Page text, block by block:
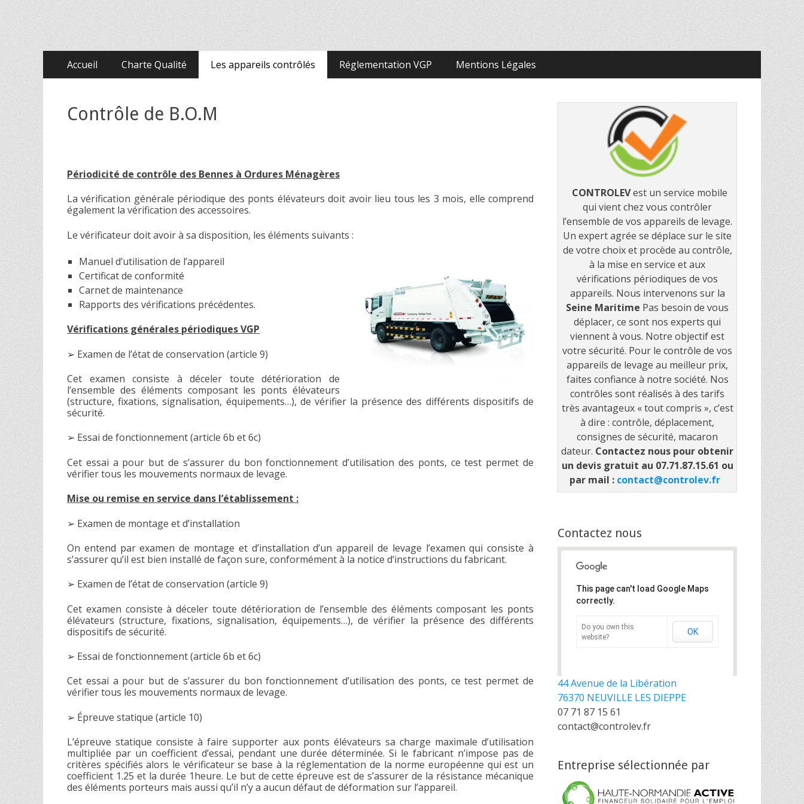
Primary Menu
SkipAccueil Charte Qualité Les appareils contrôlés Réglementation VGP Mentions Légales
Contrôle de B.O.M
Périodicité de contrôle des Bennes à Ordures Ménagères
La vérification générale périodique des ponts élévateurs doit avoir lieu tous les 3 mois, elle comprend
également la vérification des accessoires.
Le vérificateur doit avoir à sa disposition, les éléments suivants :
Manuel d’utilisation de l’appareil
Certificat de conformité
Carnet de maintenance
Rapports des vérifications précédentes.
Vérifications générales périodiques VGP
➢ Examen de l’état de conservation (article 9)
Cet examen consiste à déceler toute détérioration de
l’ensemble des éléments composant les ponts élévateurs
(structure, fixations, signalisation, équipements…), de vérifier la présence des différents dispositifs de
sécurité.
➢ Essai de fonctionnement (article 6b et 6c)
Cet essai a pour but de s’assurer du bon fonctionnement d’utilisation des ponts, ce test permet de
vérifier tous les mouvements normaux de levage.
Mise ou remise en service dans l’établissement :
➢ Examen de montage et d’installation
On entend par examen de montage et d’installation d’un appareil de levage l’examen qui consiste à
s’assurer qu’il est bien installé de façon sure, conformément à la notice d’instructions du fabricant.
➢ Examen de l’état de conservation (article 9)
Cet examen consiste à déceler toute détérioration de l’ensemble des éléments composant les ponts
élévateurs (structure, fixations, signalisation, équipements…), de vérifier la présence des différents
dispositifs de sécurité.
➢ Essai de fonctionnement (article 6b et 6c)
Cet essai a pour but de s’assurer du bon fonctionnement d’utilisation des ponts, ce test permet de
vérifier tous les mouvements normaux de levage.
➢ Épreuve statique (article 10)
L’épreuve statique consiste à faire supporter aux ponts élévateurs sa charge maximale d’utilisation
multipliée par un coefficient d’essai, pendant une durée déterminée. Si le fabricant n’impose pas de
critères spécifiés alors le vérificateur se base à la réglementation de la norme européenne qui est un
coefficient 1.25 et la durée 1heure. Le but de cette épreuve est de s’assurer de la résistance mécanique
des éléments porteurs mais aussi qu’il n’y a aucun défaut de déformation sur l’appareil.
CONTROLEVest un service mobile
qui vient chez vous contrôler
l’ensemble de vos appareils de levage.
Un expert agrée se déplace sur le site
de votre choix et procède au contrôle,
à la mise en service et aux
vérifications périodiques de vos
appareils. Nous intervenons sur la
Seine Maritime Pas besoin de vous
déplacer, ce sont nos experts qui
viennent à vous. Notre objectif est
votre sécurité. Pour le contrôle de vos
appareils de levage au meilleur prix,
faites confiance à notre société. Nos
contrôles sont réalisés à des tarifs
très avantageux « tout compris », c’est
à dire : contrôle, déplacement,
consignes de sécurité, macaron
dateur. Contactez nous pour obtenir
un devis gratuit au 07.71.87.15.61 ou
par mail : contact@controlev.fr
Contactez nous
This page can't load Google Maps
correctly.
Do you own this
website?
OK
44 Avenue de la Libération
76370 NEUVILLE LES DIEPPE
07 71 87 15 61
contact@controlev.fr
Entreprise sélectionnée par